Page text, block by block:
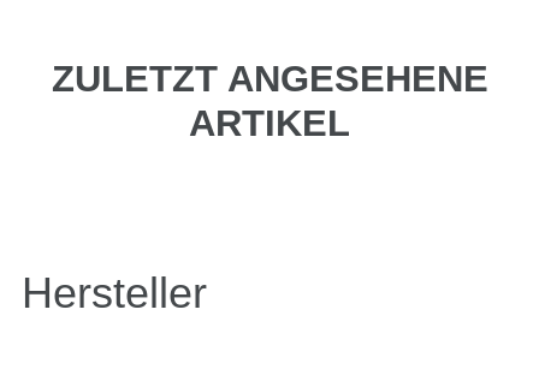
ZULETZT ANGESEHENE
ARTIKEL
Hersteller